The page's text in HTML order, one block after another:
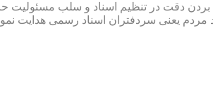
دقت در تنظیم اسناد و سلب مسئولیت
مردم یعنی سردفتران اسناد رسمی هدایت